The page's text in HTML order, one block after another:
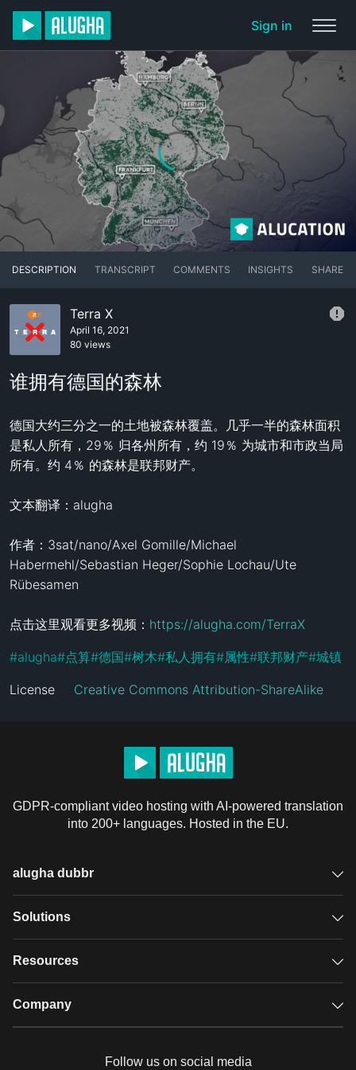
Sign in
DESCRIPTION TRANSCRIPT COMMENTS INSIGHTS SHARE
Terra X
April 16, 2021
80 views
谁拥有德国的森林
德国大约三分之一的土地被森林覆盖。几乎一半的森林面积
是私人所有，29％ 归各州所有，约 19％ 为城市和市政当局
所有。约 4％ 的森林是联邦财产。
文本翻译：alugha
作者：3sat/nano/Axel Gomille/Michael
Habermehl/Sebastian Heger/Sophie Lochau/Ute
Rübesamen
点击这里观看更多视频： https://alugha.com/TerraX
#alugha#点算#德国#树木#私人拥有#属性#联邦财产#城镇
License Creative Commons Attribution-ShareAlike
GDPR-compliant video hosting with AI-powered translation
into 200+ languages. Hosted in the EU.
alugha dubbr
Overview
Glossary
Solutions
GDPR video hosting
Resources
Case studies
Company
Follow us on social media